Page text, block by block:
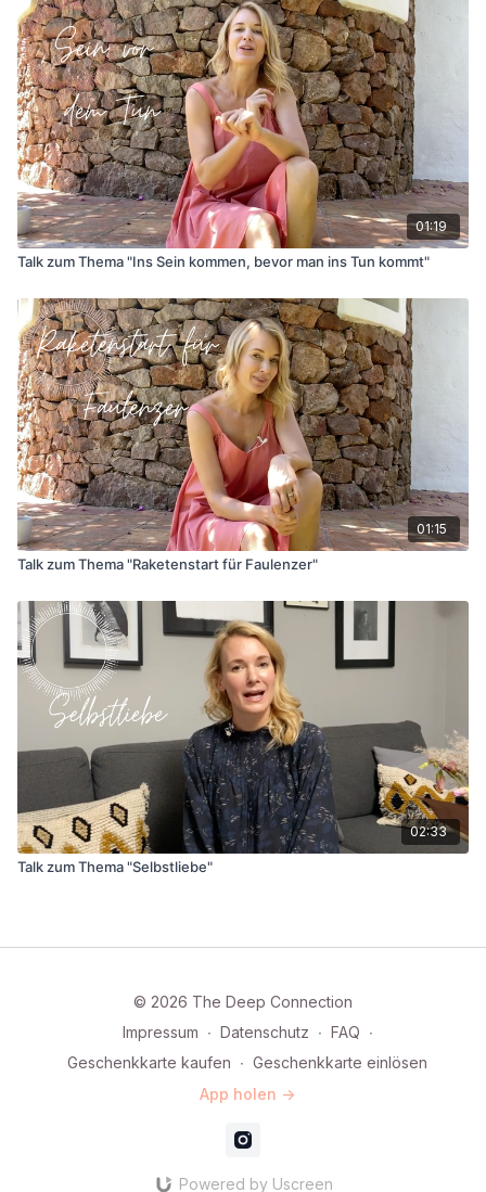
01:19
Talk zum Thema "Ins Sein kommen, bevor man ins Tun kommt"
01:15
Talk zum Thema "Raketenstart für Faulenzer"
02:33
Talk zum Thema "Selbstliebe"
© 2026 The Deep Connection
Impressum ∙ Datenschutz ∙ FAQ ∙
Geschenkkarte kaufen ∙ Geschenkkarte einlösen
App holen ->
Powered by Uscreen